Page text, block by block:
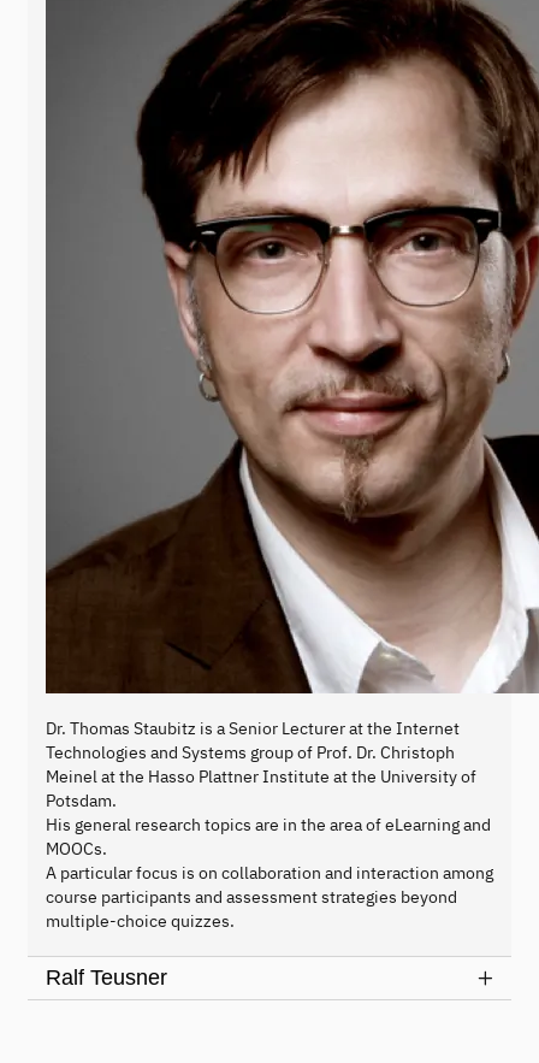
Dr. Thomas Staubitz is a Senior Lecturer at the Internet
Technologies and Systems group of Prof. Dr. Christoph
Meinel at the Hasso Plattner Institute at the University of
Potsdam.
His general research topics are in the area of eLearning and
MOOCs.
A particular focus is on collaboration and interaction among
course participants and assessment strategies beyond
multiple-choice quizzes.
Ralf Teusner